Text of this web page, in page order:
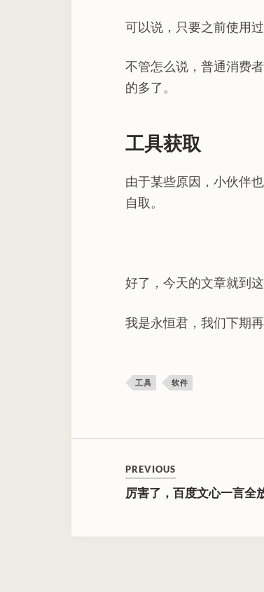
可以说，只要之前使用
不管怎么说，普通消费
的多了。
工具获取
由于某些原因，小伙伴
自取。
好了，今天的文章就到这
我是永恒君，我们下期再
工具 软件
PREVIOUS
厉害了，百度文心一言全